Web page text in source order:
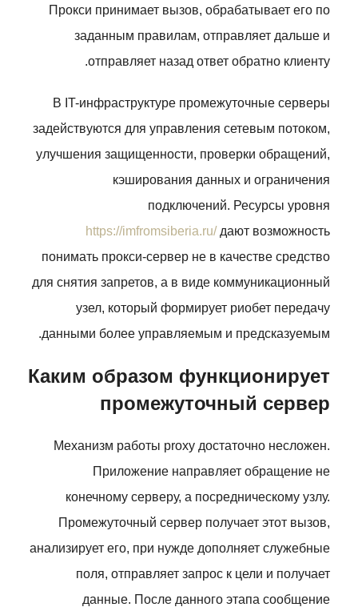
Прокси принимает вызов, обрабатывает его по
заданным правилам, отправляет дальше и
отправляет назад ответ обратно клиенту.
В IT-инфраструктуре промежуточные серверы
задействуются для управления сетевым потоком,
улучшения защищенности, проверки обращений,
кэширования данных и ограничения
подключений. Ресурсы уровня
https://imfromsiberia.ru/дают возможность
понимать прокси-сервер не в качестве средство
для снятия запретов, а в виде коммуникационный
узел, который формирует риобет передачу
данными более управляемым и предсказуемым.
Каким образом функционирует
промежуточный сервер
Механизм работы proxy достаточно несложен.
Приложение направляет обращение не
конечному серверу, а посредническому узлу.
Промежуточный сервер получает этот вызов,
анализирует его, при нужде дополняет служебные
поля, отправляет запрос к цели и получает
данные. После данного этапа сообщение